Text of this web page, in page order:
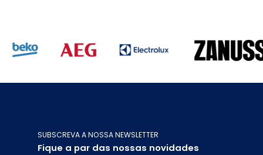
SUBSCREVA A NOSSA NEWSLETTER
Fique a par das nossas novidades